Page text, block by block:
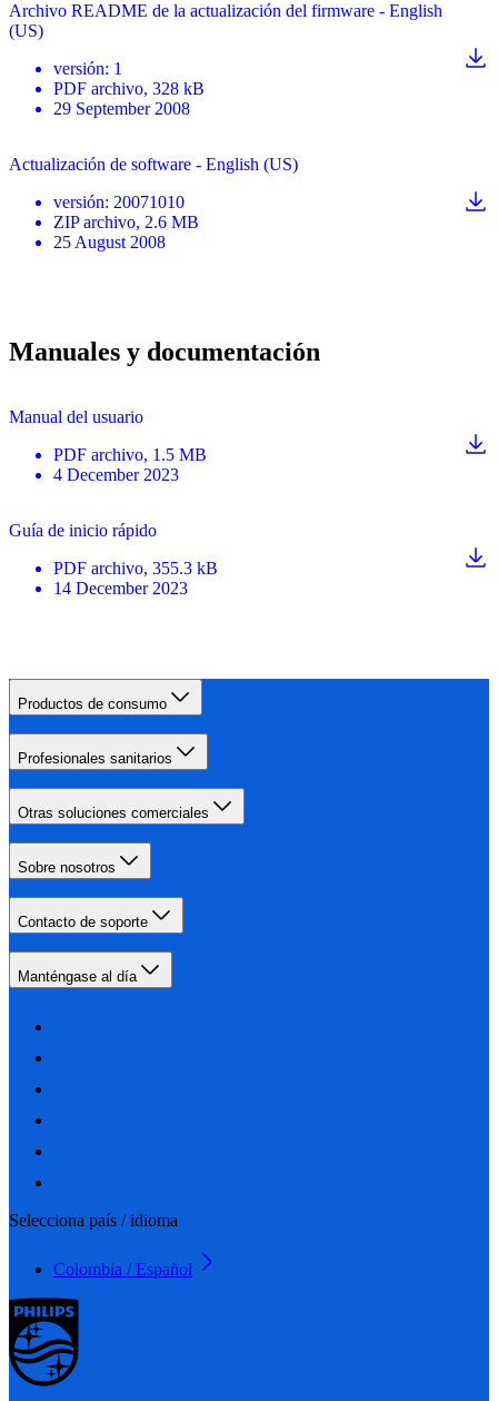
Archivo README de la actualización del firmware - English
(US)
versión: 1
PDF archivo, 328 kB
29 September 2008
Actualización de software - English (US)
versión: 20071010
ZIP archivo, 2.6 MB
25 August 2008
Manuales y documentación
Manual del usuario
PDF archivo, 1.5 MB
4 December 2023
Guía de inicio rápido
PDF archivo, 355.3 kB
14 December 2023
Productos de consumo
Profesionales sanitarios
Otras soluciones comerciales
Sobre nosotros
Contacto de soporte
Manténgase al día
Selecciona país / idioma
Colombia / Español